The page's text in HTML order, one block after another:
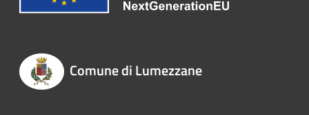
Comune di Lumezzane